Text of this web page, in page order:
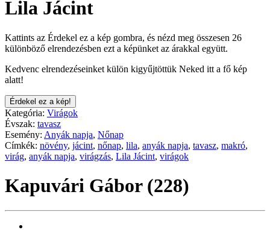
Lila Jácint
Kattints az Érdekel ez a kép gombra, és nézd meg összesen 26
különböző elrendezésben ezt a képünket az árakkal együtt.
Kedvenc elrendezéseinket külön kigyűjtöttük Neked itt a fő kép
alatt!
Érdekel ez a kép!
Kategória: Virágok
Évszak: tavasz
Esemény: Anyák napja, Nőnap
Címkék: növény, jácint, nőnap, lila, anyák napja, tavasz, makró,
virág, anyák napja, virágzás, Lila Jácint, virágok
Kapuvári Gábor (228)